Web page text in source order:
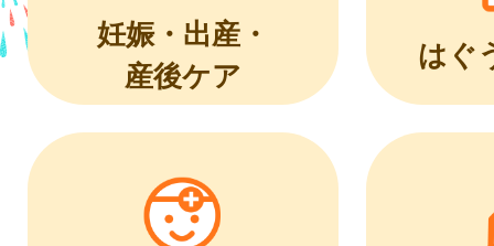
妊娠・出産・
産後ケア
はぐ